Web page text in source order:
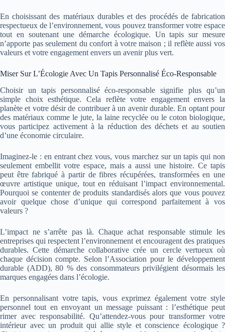
En choisissant des matériaux durables et des procédés de fabrication
respectueux de l’environnement, vous pouvez transformer votre espace
tout en soutenant une démarche écologique. Un tapis sur mesure
n’apporte pas seulement du confort à votre maison ; il reflète aussi vos
valeurs et votre engagement envers un avenir plus vert.
Miser Sur L’Écologie Avec Un Tapis Personnalisé Éco-Responsable
Choisir un tapis personnalisé éco-responsable signifie plus qu’un
simple choix esthétique. Cela reflète votre engagement envers la
planète et votre désir de contribuer à un avenir durable. En optant pour
des matériaux comme le jute, la laine recyclée ou le coton biologique,
vous participez activement à la réduction des déchets et au soutien
d’une économie circulaire.
Imaginez-le : en entrant chez vous, vous marchez sur un tapis qui non
seulement embellit votre espace, mais a aussi une histoire. Ce tapis
peut être fabriqué à partir de fibres récupérées, transformées en une
œuvre artistique unique, tout en réduisant l’impact environnemental.
Pourquoi se contenter de produits standardisés alors que vous pouvez
avoir quelque chose d’unique qui correspond parfaitement à vos
valeurs ?
L’impact ne s’arrête pas là. Chaque achat responsable stimule les
entreprises qui respectent l’environnement et encouragent des pratiques
durables. Cette démarche collaborative crée un cercle vertueux où
chaque décision compte. Selon l’Association pour le développement
durable (ADD), 80 % des consommateurs privilégient désormais les
marques engagées dans l’écologie.
En personnalisant votre tapis, vous exprimez également votre style
personnel tout en envoyant un message puissant : l’esthétique peut
rimer avec responsabilité. Qu’attendez-vous pour transformer votre
intérieur avec un produit qui allie style et conscience écologique ?